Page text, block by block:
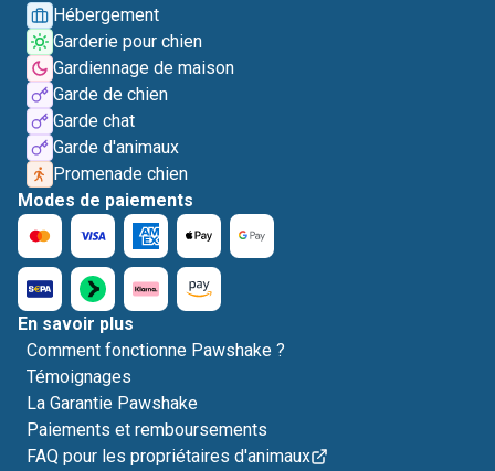
Hébergement
Garderie pour chien
Gardiennage de maison
Garde de chien
Garde chat
Garde d'animaux
Promenade chien
Modes de paiements
En savoir plus
Comment fonctionne Pawshake ?
Témoignages
La Garantie Pawshake
Paiements et remboursements
FAQ pour les propriétaires d'animaux